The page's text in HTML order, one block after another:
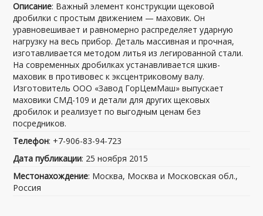
Описание: Важный элемент конструкции щековой
дробилки с простым движением — маховик. Он
уравновешивает и равномерно распределяет ударную
нагрузку на весь прибор. Деталь массивная и прочная,
изготавливается методом литья из легированной стали.
На современных дробилках устанавливается шкив-
маховик в противовес к эксцентриковому валу.
Изготовитель ООО «Завод ГорЦемМаш» выпускает
маховики СМД-109 и детали для других щековых
дробилок и реализует по выгодным ценам без
посредников.
Телефон: +7-906-83-94-723
Дата публикации: 25 ноября 2015
Местонахождение: Москва, Москва и Московская обл.,
Россия